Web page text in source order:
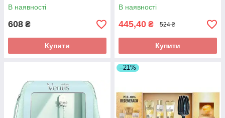
В наявності
608 ₴
Купити
В наявності
445,40 ₴ 524 ₴
Купити
–21%